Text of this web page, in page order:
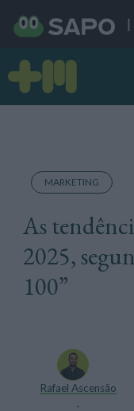
MARKETING
As
2025,
100”
Rafael Ascensão
,